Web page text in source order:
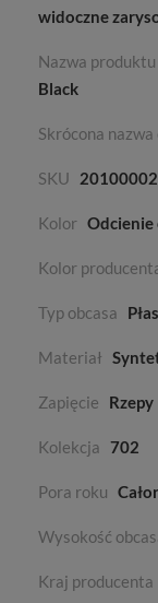
widoczne
Nazwa produktu
Black
Skrócona nazwa
SKU
Kolor Odcienie
Kolor
Typ obcasa
Materiał
Zapięcie Rzepy
Kolekcja 702
Pora roku
Wysokość
Kraj producenta